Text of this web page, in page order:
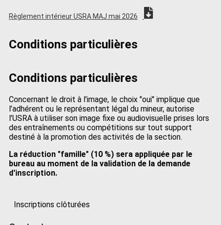
Règlement intérieur USRA MAJ mai 2026
Conditions particulières
Conditions particulières
Concernant le droit à l'image, le choix "oui" implique que
l’adhérent ou le représentant légal du mineur, autorise
l’USRA à utiliser son image fixe ou audiovisuelle prises lors
des entraînements ou compétitions sur tout support
destiné à la promotion des activités de la section.
La réduction "famille" (10 %) sera appliquée par le
bureau au moment de la validation de la demande
d'inscription.
Inscriptions clôturées